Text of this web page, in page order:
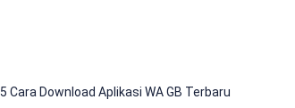
5 Cara Download Aplikasi WA GB Terbaru